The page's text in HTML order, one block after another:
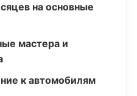
на основные
мастера и
к автомобилям